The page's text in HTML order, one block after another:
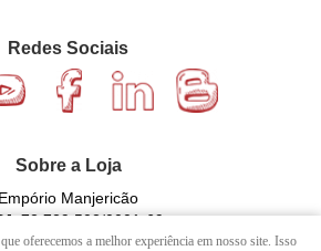
Redes Sociais
Sobre a Loja
Empório Manjericão
72.729.502/0001-69
oferecemos a melhor experiência em nosso site. Isso